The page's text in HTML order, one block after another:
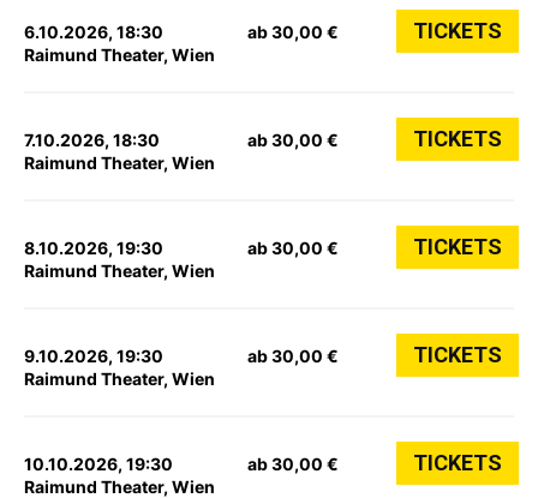
6.10.2026, 18:30
Raimund Theater, Wien
ab 30,00 € TICKETS
7.10.2026, 18:30
Raimund Theater, Wien
ab 30,00 € TICKETS
8.10.2026, 19:30
Raimund Theater, Wien
ab 30,00 € TICKETS
9.10.2026, 19:30
Raimund Theater, Wien
ab 30,00 € TICKETS
10.10.2026, 19:30
Raimund Theater, Wien
ab 30,00 € TICKETS